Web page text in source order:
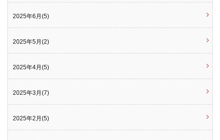
2025年6月(5)
2025年5月(2)
2025年4月(5)
2025年3月(7)
2025年2月(5)